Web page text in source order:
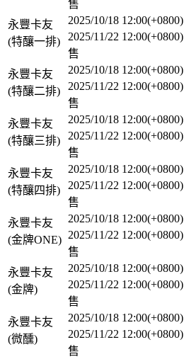
售
永豐卡友
(特釀一排)
2025/10/18 12:00(+0800)
2025/11/22 12:00(+0800)
售
永豐卡友
(特釀二排)
2025/10/18 12:00(+0800)
2025/11/22 12:00(+0800)
售
永豐卡友
(特釀三排)
2025/10/18 12:00(+0800)
2025/11/22 12:00(+0800)
售
永豐卡友
(特釀四排)
2025/10/18 12:00(+0800)
2025/11/22 12:00(+0800)
售
永豐卡友
(金牌ONE)
2025/10/18 12:00(+0800)
2025/11/22 12:00(+0800)
售
永豐卡友
(金牌)
2025/10/18 12:00(+0800)
2025/11/22 12:00(+0800)
售
永豐卡友
(微醺)
2025/10/18 12:00(+0800)
2025/11/22 12:00(+0800)
售